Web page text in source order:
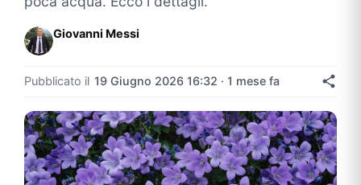
Giovanni Messi
Pubblicato il 19 Giugno 2026 16:32 · 1 mese fa